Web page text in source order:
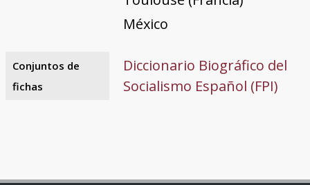
México
Conjuntos de
fichas
Diccionario Biográfico del
Socialismo Español (FPI)